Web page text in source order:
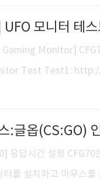
니다. 박스 없습니다.
판매완료 삼성
들의 마우스는? 키..
모니터 테
Monitor]
Test Test1:
:글옵(CS:GO)
응답시간 설정
터를 설치하고 마우스